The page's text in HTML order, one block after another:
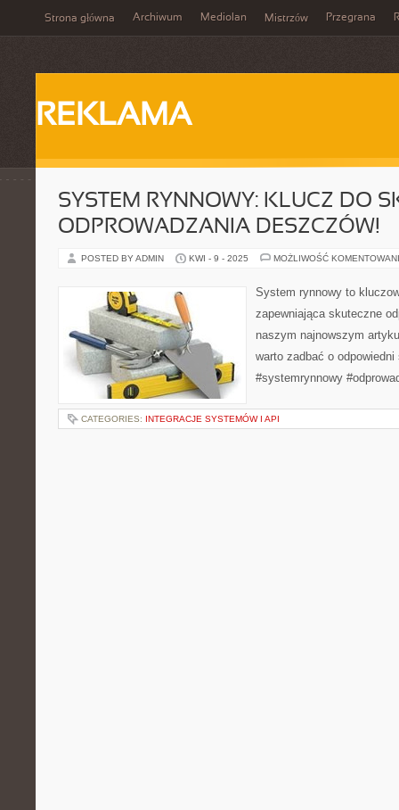
Strona główna Archiwum Mediolan Mistrzów Przegrana
REKLAMA
SYSTEM RYNNOWY: KLUCZ DO
ODPROWADZANIA DESZCZÓW!
POSTED BY ADMIN KWI - 9 - 2025 MOŻLIWOŚĆ
System rynnowy to
zapewniająca skuteczne
naszym najnowszym
warto zadbać o
#systemrynnowy
CATEGORIES: INTEGRACJE SYSTEMÓW I API